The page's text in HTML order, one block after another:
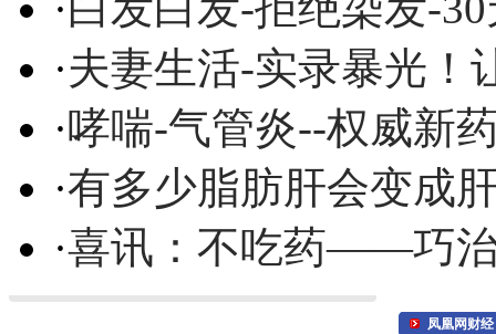
·夫妻生活-实录暴光！
·哮喘-气管炎--权威新
·有多少脂肪肝会变成
·喜讯：不吃药——巧
凤凰网财经